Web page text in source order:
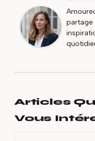
Articles
Vous